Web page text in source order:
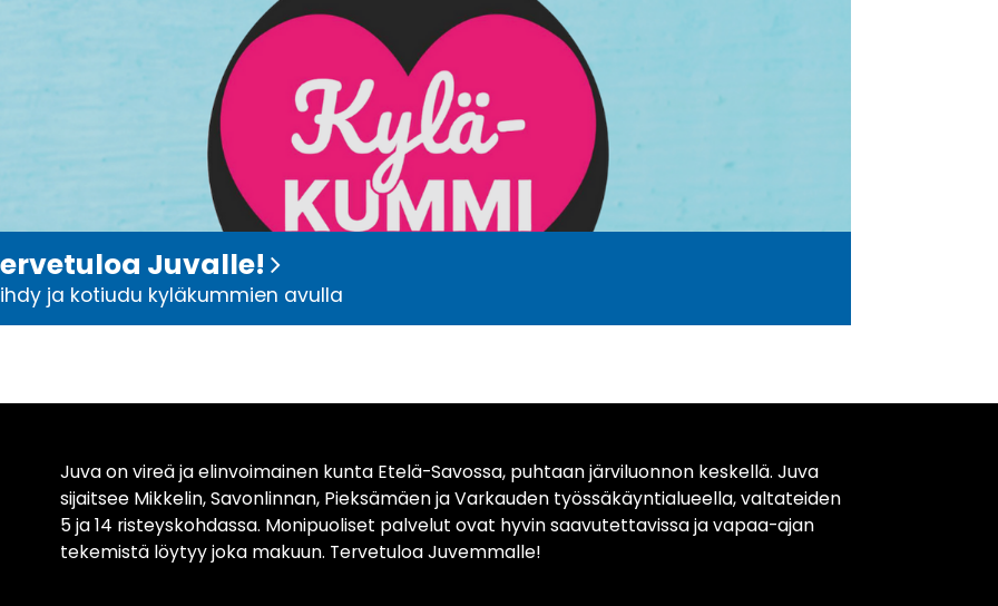
Juvalle!
ja kotiudu kyläkummien avulla
Juva on vireä ja elinvoimainen kunta Etelä-Savossa, puhtaan järviluonnon keskellä. Juva
sijaitsee Mikkelin, Savonlinnan, Pieksämäen ja Varkauden työssäkäyntialueella, valtateiden
5 ja 14 risteyskohdassa. Monipuoliset palvelut ovat hyvin saavutettavissa ja vapaa-ajan
tekemistä löytyy joka makuun. Tervetuloa Juvemmalle!